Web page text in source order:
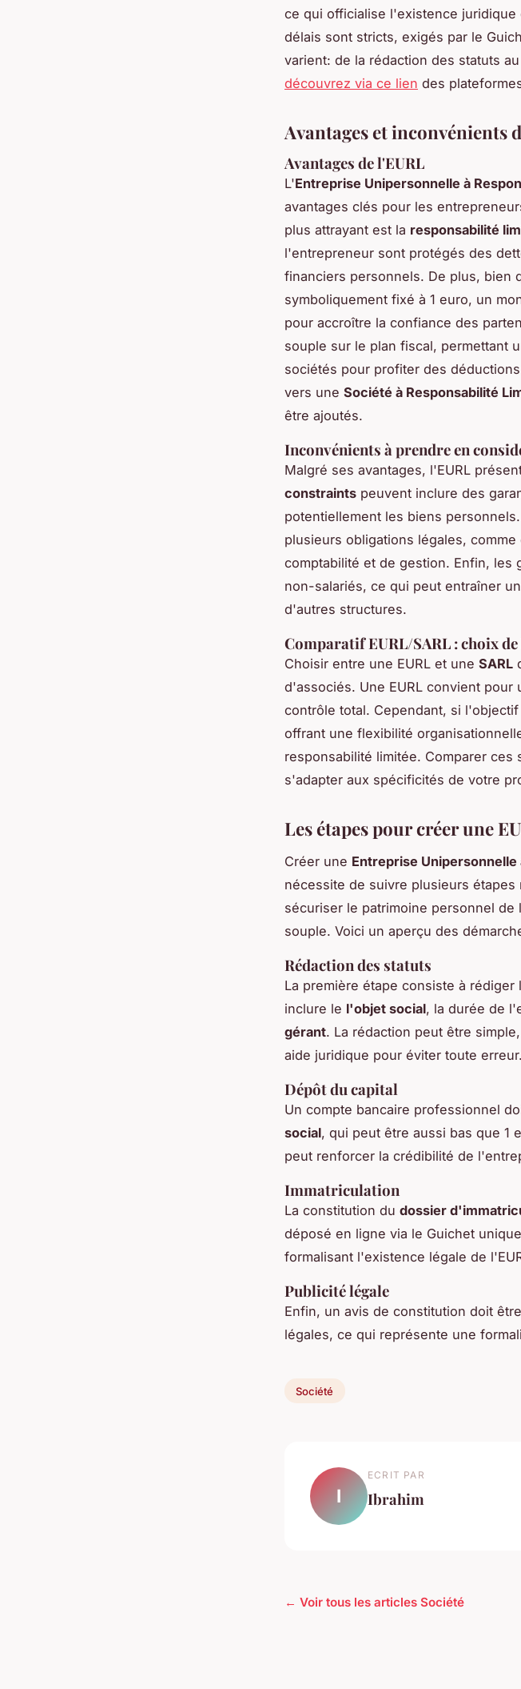
ce qui officialise l'existence juridique
délais sont stricts, exigés par le
varient: de la rédaction des statuts
découvrez via ce lien des
Avantages et inconvénients
Avantages de l'EURL
L'Entreprise Unipersonnelle à
avantages clés pour les
plus attrayant est la responsabilité
l'entrepreneur sont protégés des
financiers personnels. De plus, bien
symboliquement fixé à 1 euro, un
pour accroître la confiance des
souple sur le plan fiscal, permettant
sociétés pour profiter des
vers une Société à Responsabilité
être ajoutés.
Inconvénients à prendre en
Malgré ses avantages, l'EURL
constraints peuvent inclure des
potentiellement les biens
plusieurs obligations légales,
comptabilité et de gestion. Enfin, les
non-salariés, ce qui peut entraîner
d'autres structures.
Comparatif EURL/SARL : choix
Choisir entre une EURL et une SARL
d'associés. Une EURL convient
contrôle total. Cependant, si
offrant une flexibilité
responsabilité limitée. Comparer
s'adapter aux spécificités de votre
Les étapes pour créer une
Créer une Entreprise Unipersonnelle
nécessite de suivre plusieurs
sécuriser le patrimoine personnel
souple. Voici un aperçu des
Rédaction des statuts
La première étape consiste à
inclure le l'objet social, la durée de
gérant. La rédaction peut être
aide juridique pour éviter toute erreur.
Dépôt du capital
Un compte bancaire professionnel
social, qui peut être aussi bas que 1
peut renforcer la crédibilité de
Immatriculation
La constitution du dossier
déposé en ligne via le Guichet
formalisant l'existence légale de
Publicité légale
Enfin, un avis de constitution doit
légales, ce qui représente une
Société
I
ECRIT PAR
Ibrahim
← Voir tous les articles Société